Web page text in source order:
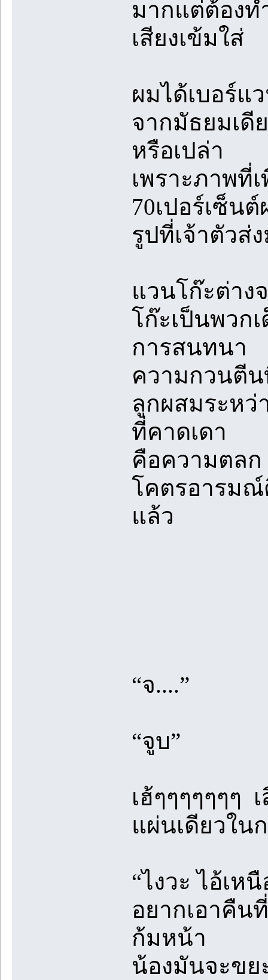
มากแต่ต้องท
เสียงเข้มใส่
ผมได้เบอร์แ
จากมัธยมเดี
หรือเปล่า
เพราะภาพที่
70เปอร์เซ็น
รูปที่เจ้าตัวส่
แวนโก๊ะต่าง
โก๊ะเป็นพวก
การสนทนา
ความกวนตี
ลูกผสมระหว่
ที่คาดเดา
คือความตลก
โคตรอารมณ์
แล้ว
“จ....”
“จูบ”
เฮ้ๆๆๆๆๆๆๆ
แผ่นเดียวใน
“ไงวะ ไอ้เห
อยากเอาคืน
ก้มหน้า
น้องมันจะขย